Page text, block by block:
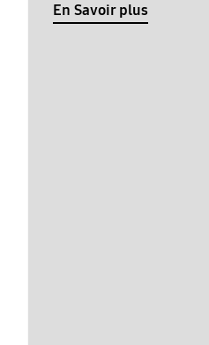
En Savoir plus